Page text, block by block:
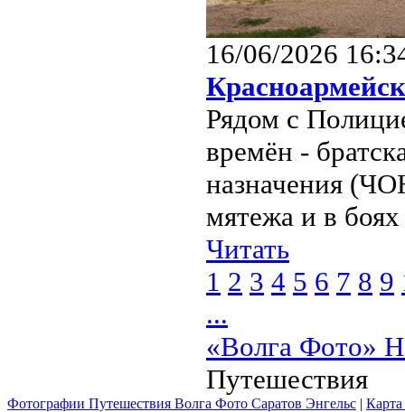
16/06/2026
Рядом с
времён -
назначения
мятежа и в
Читать
1 2 3 4 5 6 7 8 9
...
«Волга Фото»
Путешествия
Фотографии Путешествия Волга Фото Саратов Энгельс | Карта